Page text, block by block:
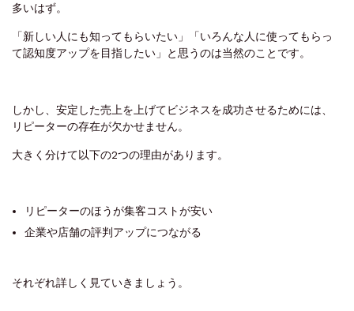
多いはず。
「新しい人にも知ってもらいたい」「いろんな人に使ってもらっ
て認知度アップを目指したい」と思うのは当然のことです。
しかし、安定した売上を上げてビジネスを成功させるためには、
リピーターの存在が欠かせません。
大きく分けて以下の2つの理由があります。
リピーターのほうが集客コストが安い
企業や店舗の評判アップにつながる
それぞれ詳しく見ていきましょう。